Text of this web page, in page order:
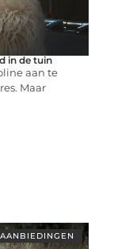
in de tuin
aan te
Maar
AANBIEDINGEN